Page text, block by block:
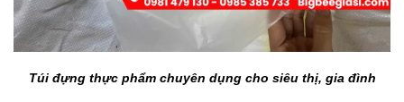
Túi đựng thực phẩm chuyên dụng cho siêu thị, gia đình